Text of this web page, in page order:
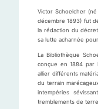
Victor Schoelcher
décembre 1893) fut
la rédaction du
sa lutte acharnée
La Bibliothèque
conçue en 1884 par
allier différents
du terrain
intempéries
tremblements de terre.